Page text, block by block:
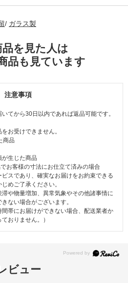
/ ガラス製
品を見た人は
品も見ています
注意事項
てから30日以内であれば返品可能です。
お受けできません。
商品
が生じた商品
お客様の寸法にお仕立て済みの場合
ビスであり、確実なお届けをお約束できる
めご了承ください。
滞や物量増加、異常気象やその他諸事情に
ない場合がございます。
帯にお届けができない場合、配送業者か
おりません。）
ビュー